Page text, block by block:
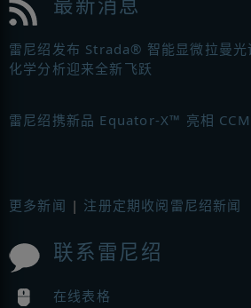
雷尼绍发布 Strada® 智能显微拉曼
化学分析迎来全新飞跃
雷尼绍携新品 Equator-X™ 亮相
更多新闻 | 注册定期收阅雷尼绍新闻
联系雷尼绍
在线表格